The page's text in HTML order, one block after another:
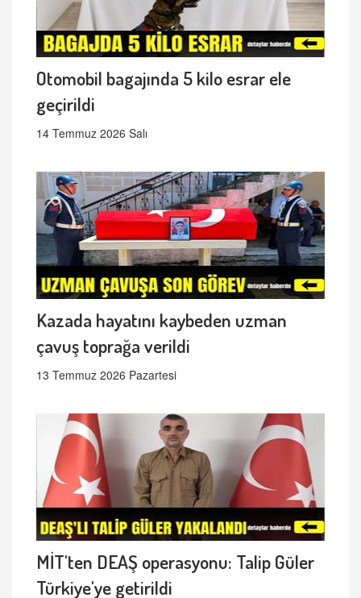
Otomobil bagajında 5 kilo esrar ele
geçirildi
14 Temmuz 2026 Salı
Kazada hayatını kaybeden uzman
çavuş toprağa verildi
13 Temmuz 2026 Pazartesi
MİT'ten DEAŞ operasyonu: Talip Güler
Türkiye'ye getirildi